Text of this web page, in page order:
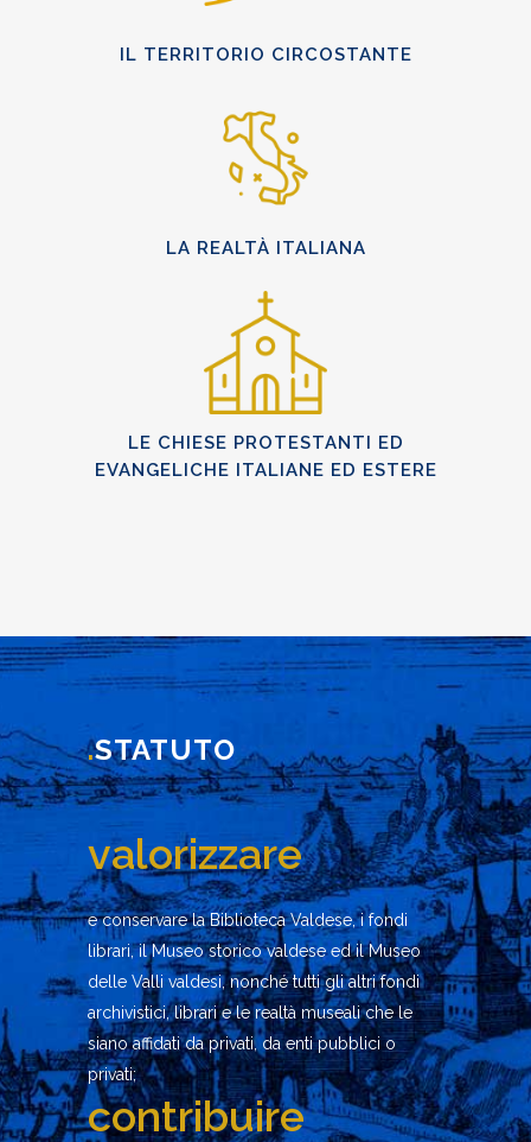
IL TERRITORIO CIRCOSTANTE
LA REALTÀ ITALIANA
LE CHIESE PROTESTANTI ED
EVANGELICHE ITALIANE ED ESTERE
.STATUTO
valorizzare
e conservare la Biblioteca Valdese, i fondi
librari, il Museo storico valdese ed il Museo
delle Valli valdesi, nonché tutti gli altri fondi
archivistici, librari e le realtà museali che le
siano affidati da privati, da enti pubblici o
privati;
contribuire